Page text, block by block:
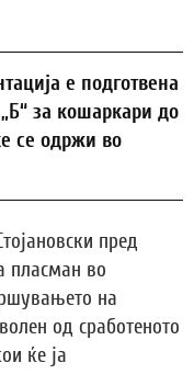
е подготвена
за кошаркари до
се одржи во
пред
пласман во
на
од сработеното
ќе ја